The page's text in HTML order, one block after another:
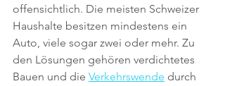
offensichtlich. Die meisten Schweizer
Haushalte besitzen mindestens ein
Auto, viele sogar zwei oder mehr. Zu
den Lösungen gehören verdichtetes
Bauen und die Verkehrswende durch